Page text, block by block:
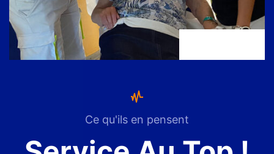
Ce qu'ils en pensent